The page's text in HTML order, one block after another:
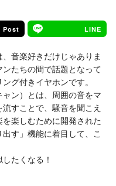
Post LINE
音楽好きだけじゃありま
たちの間で話題となって
グ付きイヤホンです。
ン）とは、周囲の音をマ
すことで、騒音を聞こえ
楽しむために開発された
す」機能に着目して、こ
たくなる！